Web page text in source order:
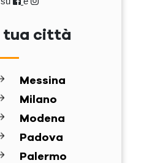
tua città
Messina
Milano
Modena
Padova
Palermo